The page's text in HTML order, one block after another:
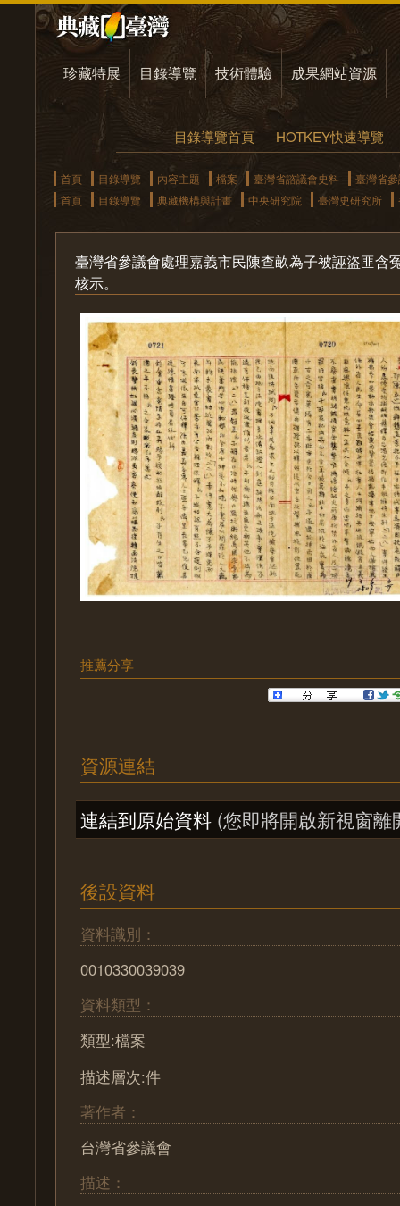
珍藏特展 目錄導覽 技術體驗 成果網站資源
目錄導覽首頁 HOTKEY快速導覽
首頁 目錄導覽 內容主題 檔案 臺灣省諮議會史料
臺灣省
首頁
目錄導覽 典藏機構與計畫 中央研究院 臺灣史研究所
臺灣省參議會處理嘉義市民陳查畝為子被誣盜匪
核示。
推薦分享
資源連結
連結到原始資料 (您即將開啟新視窗離
後設資料
資料識別：
0010330039039
資料類型：
類型:檔案
描述層次:件
著作者：
台灣省參議會
描述：